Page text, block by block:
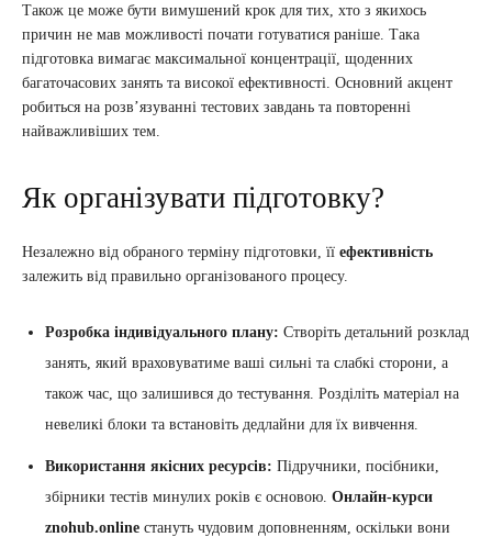
Також це може бути вимушений крок для тих, хто з якихось
причин не мав можливості почати готуватися раніше. Така
підготовка вимагає максимальної концентрації, щоденних
багаточасових занять та високої ефективності. Основний акцент
робиться на розв’язуванні тестових завдань та повторенні
найважливіших тем.
Як організувати підготовку?
Незалежно від обраного терміну підготовки, її ефективність
залежить від правильно організованого процесу.
Розробка індивідуального плану: Створіть детальний розклад
занять, який враховуватиме ваші сильні та слабкі сторони, а
також час, що залишився до тестування. Розділіть матеріал на
невеликі блоки та встановіть дедлайни для їх вивчення.
Використання якісних ресурсів: Підручники, посібники,
збірники тестів минулих років є основою. Онлайн-курси
znohub.online стануть чудовим доповненням, оскільки вони